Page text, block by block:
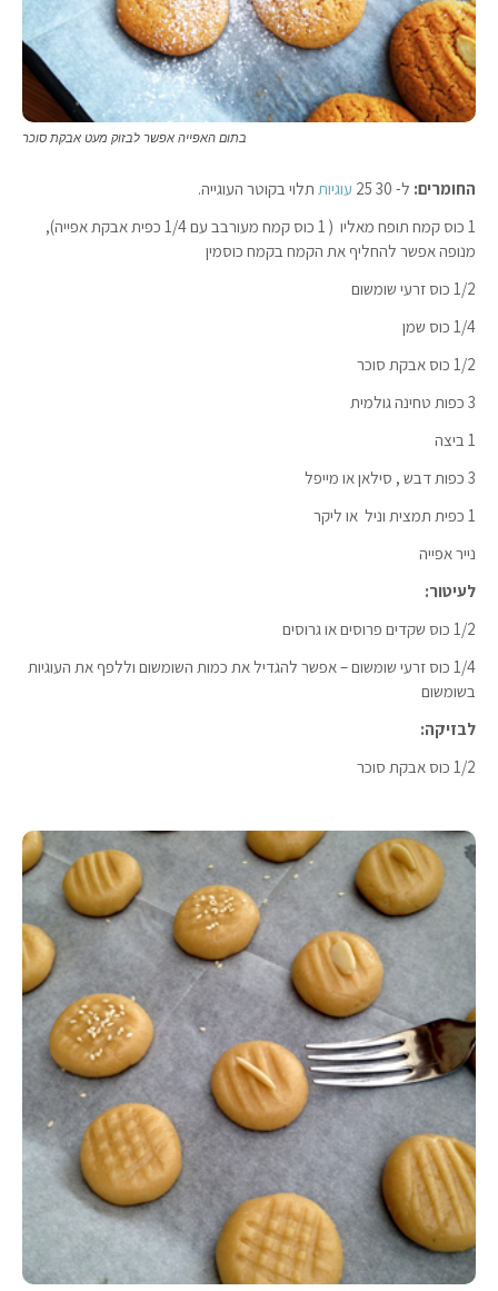
בתום האפייה אפשר לבזוק מעט אבקת סוכר
החומרים: ל- 30 25 עוגיות תלוי בקוטר העוגייה.
1 כוס קמח תופח מאליו ( 1 כוס קמח מעורבב עם 1/4 כפית אבקת אפייה),
מנופה אפשר להחליף את הקמח בקמח כוסמין
1/2 כוס זרעי שומשום
1/4 כוס שמן
1/2 כוס אבקת סוכר
3 כפות טחינה גולמית
1 ביצה
3 כפות דבש , סילאן או מייפל
1 כפית תמצית וניל או ליקר
נייר אפייה
לעיטור:
1/2 כוס שקדים פרוסים או גרוסים
1/4 כוס זרעי שומשום – אפשר להגדיל את כמות השומשום וללפף את העוגיות
בשומשום
לבזיקה:
1/2 כוס אבקת סוכר